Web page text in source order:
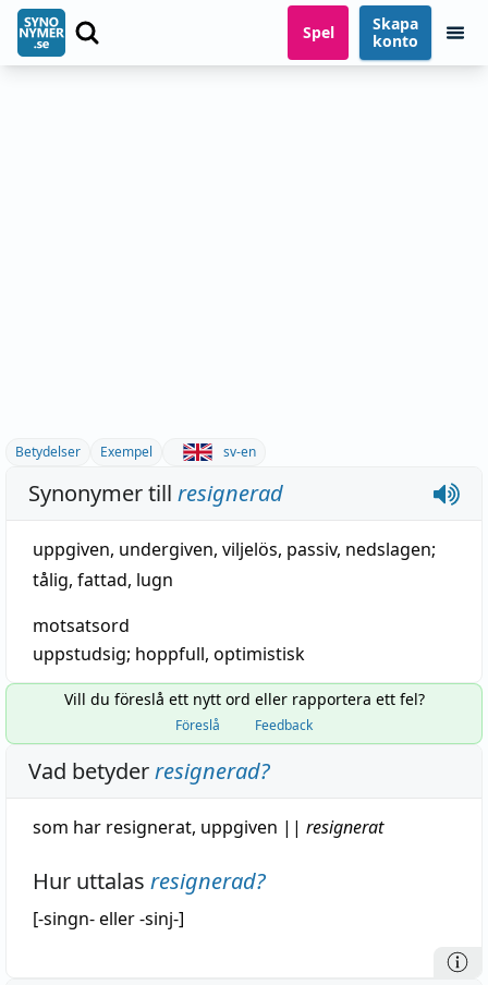
Spel
Skapa
konto
Betydelser Exempel sv-en
Synonymer till resignerad
uppgiven, undergiven, viljelös, passiv, nedslagen;
tålig, fattad, lugn
motsatsord
uppstudsig; hoppfull, optimistisk
Vill du föreslå ett nytt ord eller rapportera ett fel?
Föreslå Feedback
Vad betyderresignerad?
som har resignerat, uppgiven || resignerat
Hur uttalas resignerad?
[-singn- eller -sinj-]